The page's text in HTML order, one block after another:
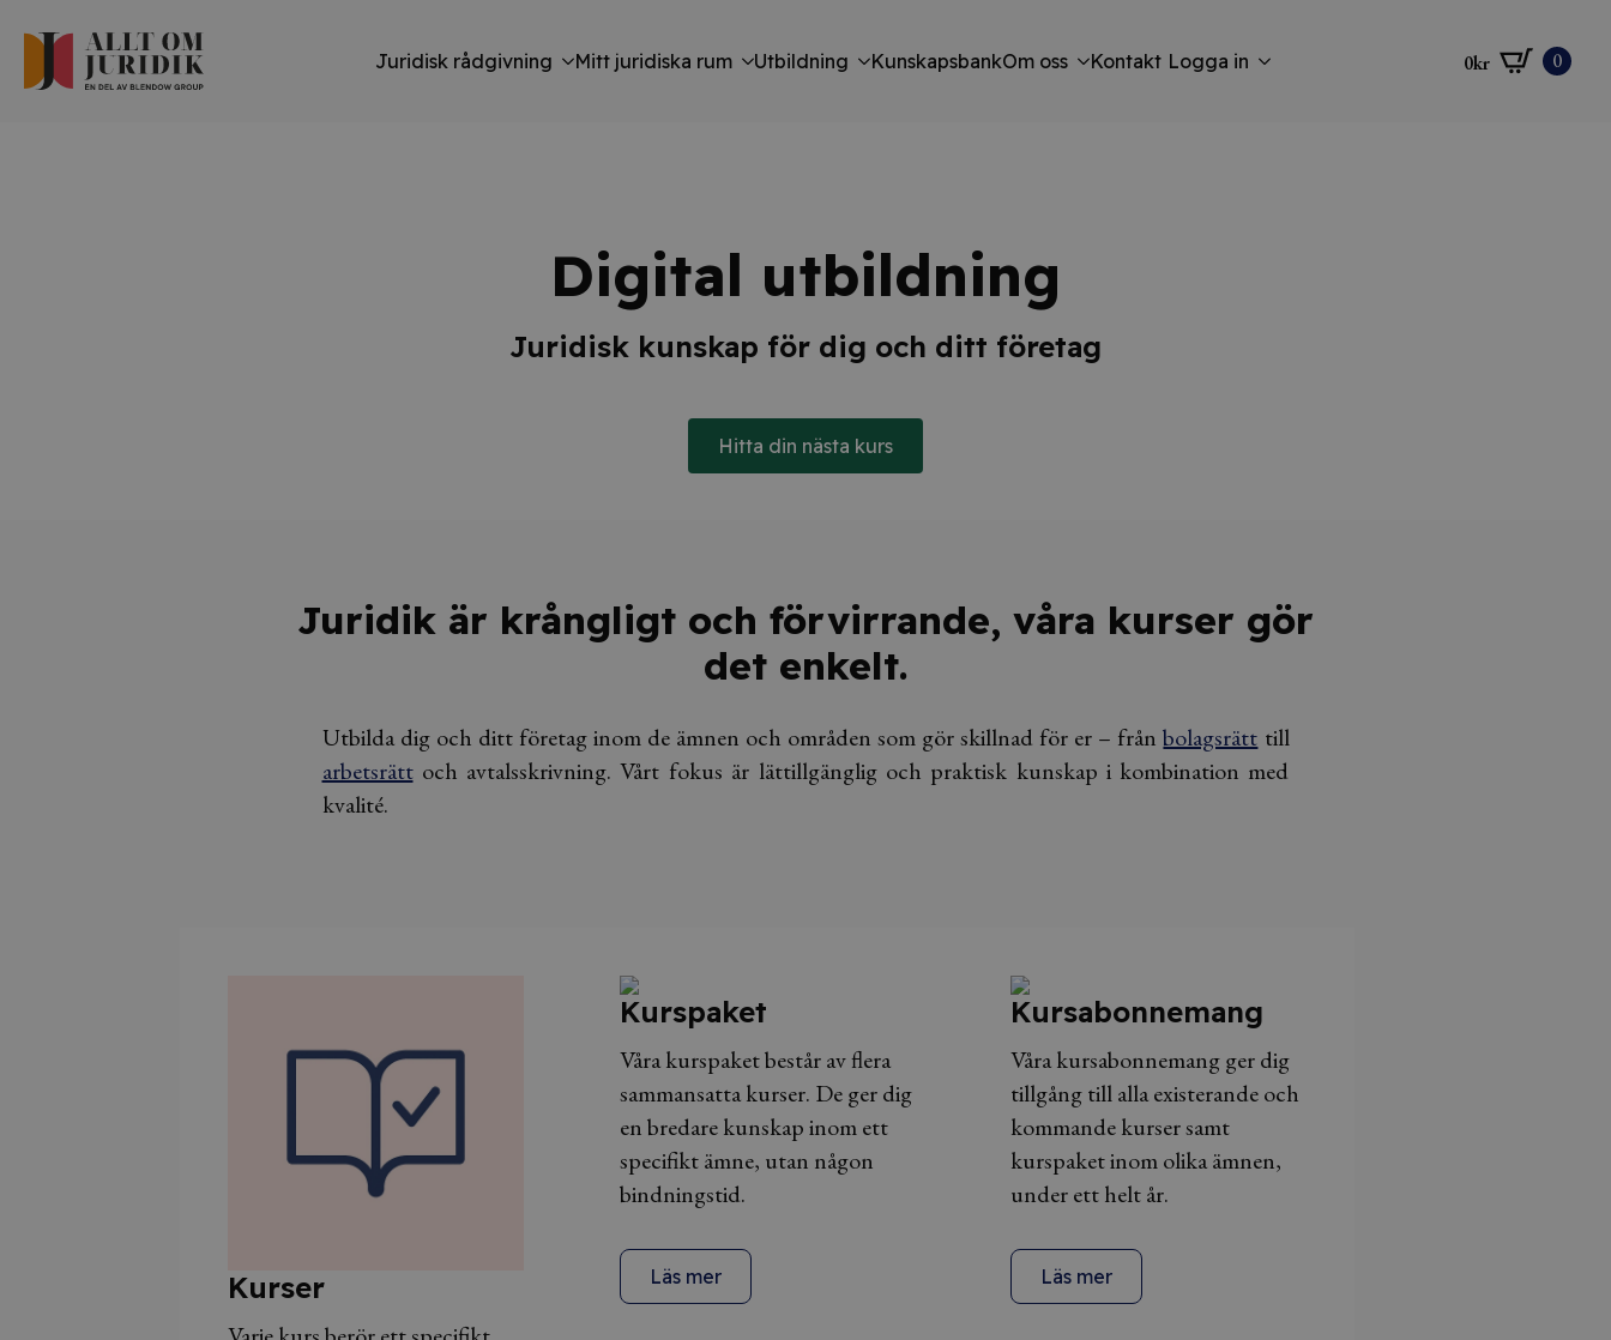
Juridisk rådgivning Mitt juridiska rum Utbildning KunskapsbankOm oss Kontakt Logga in 0kr 0
Digital utbildning
Juridisk kunskap för dig och ditt företag
Hitta din nästa kurs
Juridik är krångligt och förvirrande, våra kurser gör
det enkelt.
Utbilda dig och ditt företag inom de ämnen och områden som gör skillnad för er – frånbolagsrätt till
arbetsrättoch avtalsskrivning. Vårt fokus är lättillgänglig och praktisk kunskap i kombination med
kvalité.
Kurser
Kurspaket
Våra kurspaket består av flera
sammansatta kurser. De ger dig
en bredare kunskap inom ett
specifikt ämne, utan någon
bindningstid.
Läs mer
Kursabonnemang
Våra kursabonnemang ger dig
tillgång till alla existerande och
kommande kurser samt
kurspaket inom olika ämnen,
under ett helt år.
Läs mer